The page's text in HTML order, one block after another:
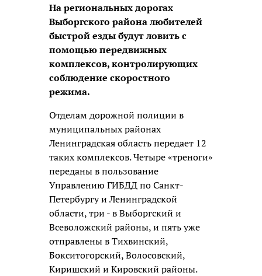
На региональных дорогах
Выборгского района любителей
быстрой езды будут ловить с
помощью передвижных
комплексов, контролирующих
соблюдение скоростного
режима.
Отделам дорожной полиции в
муниципальных районах
Ленинградская область передает 12
таких комплексов. Четыре «треноги»
переданы в пользование
Управлению ГИБДД по Санкт-
Петербургу и Ленинградской
области, три - в Выборгский и
Всеволожский районы, и пять уже
отправлены в Тихвинский,
Бокситогорский, Волосовский,
Киришский и Кировский районы.